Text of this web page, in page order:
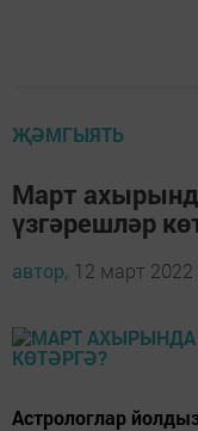
ҖӘМГЫЯТЬ
Март
үзгәрешләр
автор, 12 март 2022
Астрологлар